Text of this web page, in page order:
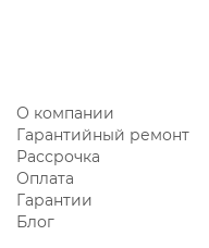
О компании
Гарантийный ремонт
Рассрочка
Оплата
Гарантии
Блог